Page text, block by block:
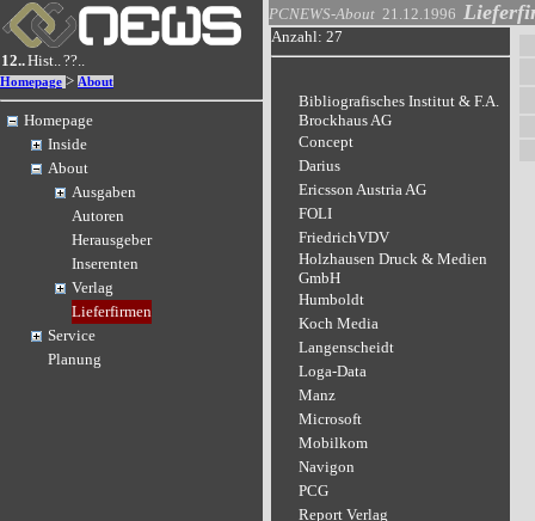
12..Hist..??..
Homepage > About
Homepage
Inside
About
Ausgaben
Autoren
Herausgeber
Inserenten
Verlag
Lieferfirmen
Service
Planung
PCNEWS-About 21.12.1996
Anzahl: 27
Bibliografisches Institut & F.A.
Brockhaus AG
Concept
Darius
Ericsson Austria AG
FOLI
FriedrichVDV
Holzhausen Druck & Medien
GmbH
Humboldt
Koch Media
Langenscheidt
Loga-Data
Manz
Microsoft
Mobilkom
Navigon
PCG
Report Verlag